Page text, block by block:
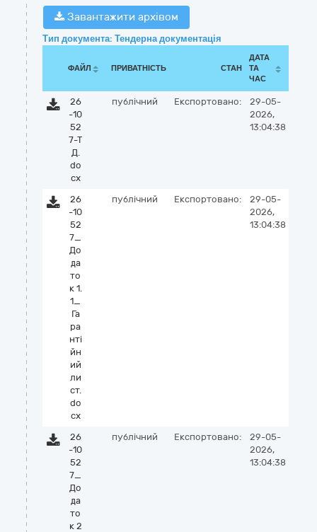
Завантажити архівом
Тип документа: Тендерна документація
ФАЙЛ ПРИВАТНІСТЬ СТАН
ДАТА
ТА
ЧАС
26
-10
52
7-Т
Д.
do
cx
публічний Експортовано:
29-05-
2026,
13:04:38
26
-10
52
7_
До
да
то
к 1.
1_
Га
ра
нті
йн
ий
ли
ст.
do
cx
публічний Експортовано:
29-05-
2026,
13:04:38
26
-10
52
7_
До
да
то
к 2
публічний Експортовано:
29-05-
2026,
13:04:38